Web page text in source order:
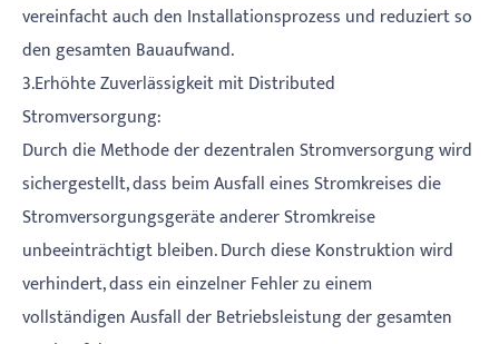
vereinfacht auch den Installationsprozess und reduziert so
den gesamten Bauaufwand.
3.Erhöhte Zuverlässigkeit mit Distributed
Stromversorgung:
Durch die Methode der dezentralen Stromversorgung wird
sichergestellt, dass beim Ausfall eines Stromkreises die
Stromversorgungsgeräte anderer Stromkreise
unbeeinträchtigt bleiben. Durch diese Konstruktion wird
verhindert, dass ein einzelner Fehler zu einem
vollständigen Ausfall der Betriebsleistung der gesamten